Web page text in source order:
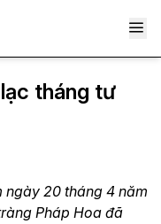
tháng tư
ngày 20 tháng 4 năm
Pháp Hoa đã